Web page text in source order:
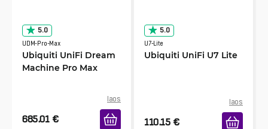
5.0
UDM-Pro-Max
Ubiquiti UniFi Dream
Machine Pro Max
laos
685.01 €
5.0
U7-Lite
Ubiquiti UniFi U7 Lite
laos
110.15 €